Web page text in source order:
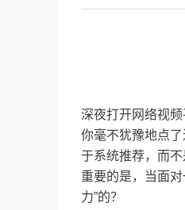
深夜打开网络视
你毫不犹豫地点
于系统推荐，而
重要的是，当面
力”的？